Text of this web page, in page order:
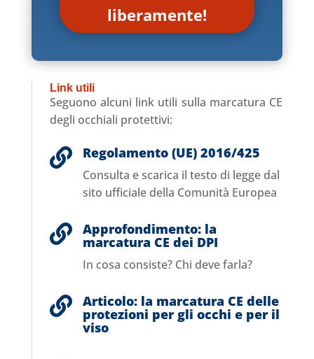
liberamente!
Link utili
Seguono alcuni link utili sulla marcatura CE
degli occhiali protettivi:
 Regolamento (UE) 2016/425
Consulta e scarica il testo di legge dal
sito ufficiale della Comunità Europea
 Approfondimento: la
marcatura CE dei DPI
In cosa consiste? Chi deve farla?
 Articolo: la marcatura CE delle
protezioni per gli occhi e per il
viso